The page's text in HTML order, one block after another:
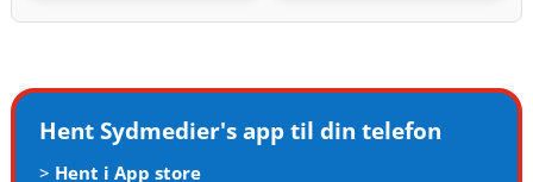
Hent Sydmedier's app til din telefon
> Hent i App store